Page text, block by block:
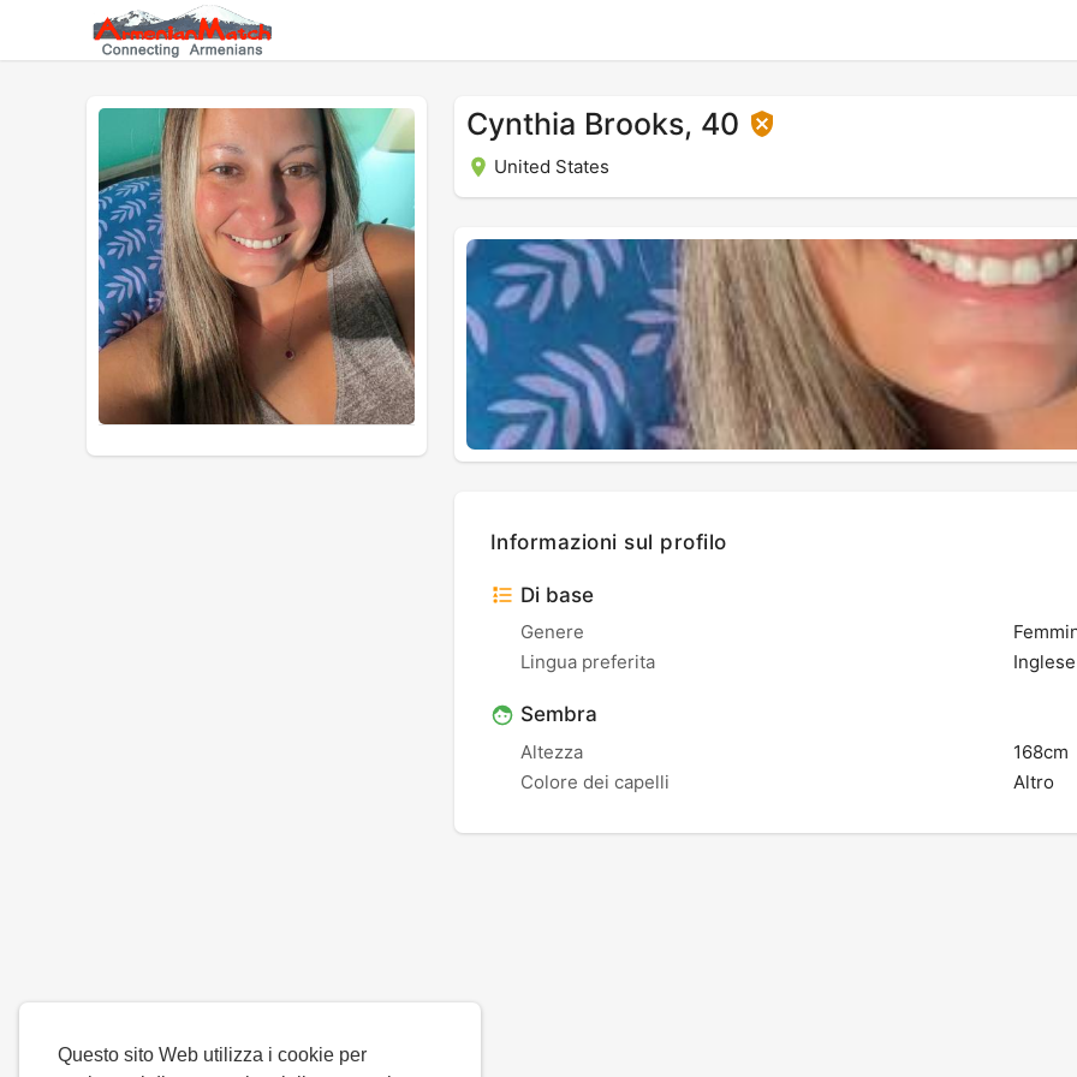
Questo sito Web utilizza i cookie per
Cynthia Brooks, 40
United States
Informazioni sul profilo
Di base
Genere
Lingua preferita
Inglese
Sembra
Altezza
168cm
Colore dei capelli
Altro